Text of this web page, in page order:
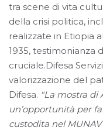
tra scene di vita
della crisi politica,
realizzate in Etiopia
1935, testimonianza
cruciale.Difesa
valorizzazione del
Difesa. "La mostra di
un’opportunità per
custodita nel